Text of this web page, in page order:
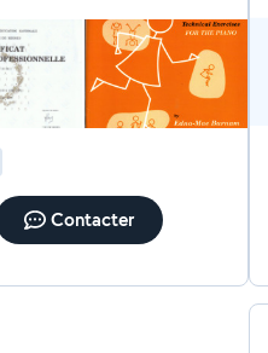
Contacter